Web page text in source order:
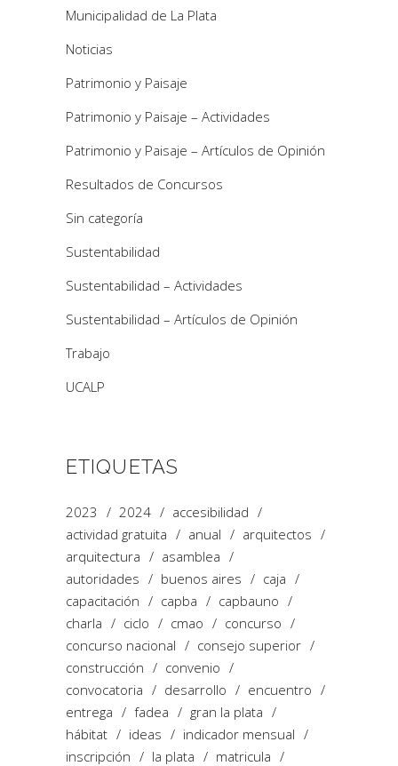
Municipalidad de La Plata
Noticias
Patrimonio y Paisaje
Patrimonio y Paisaje – Actividades
Patrimonio y Paisaje – Artículos de Opinión
Resultados de Concursos
Sin categoría
Sustentabilidad
Sustentabilidad – Actividades
Sustentabilidad – Artículos de Opinión
Trabajo
UCALP
ETIQUETAS
2023 2024
accesibilidad
actividad gratuita
anual
arquitectos
arquitectura
asamblea
autoridades
buenos aires
caja
capacitación
capba
capbauno
charla
ciclo cmao
concurso
concurso nacional
consejo superior
construcción
convenio
convocatoria
desarrollo
encuentro
entrega
fadea
gran la plata
hábitat
ideas
indicador mensual
inscripción
la plata
matricula